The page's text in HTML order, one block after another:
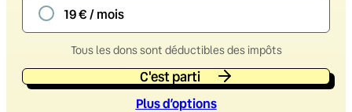
19 € / mois
Tous les dons sont déductibles des impôts
C'est parti
Plus d’options